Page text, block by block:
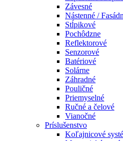
Závesné
Nástenné /
Stĺpikové
Pochôdzne
Reflektorové
Senzorové
Batériové
Solárne
Záhradné
Pouličné
Priemyselné
Ručné a čelové
Vianočné
Príslušenstvo
Koľajnicové